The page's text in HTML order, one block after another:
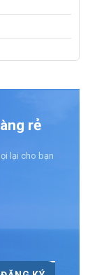
rẻ
lại cho bạn